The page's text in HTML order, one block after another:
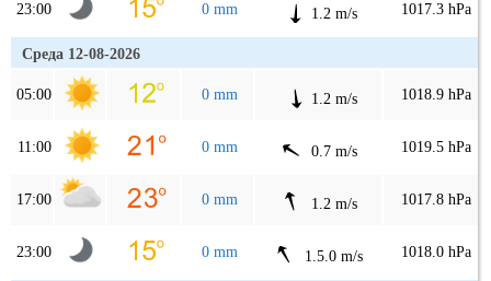
23:00 0 mm 1.2 m/s 1017.3 hPa
Среда 12-08-2026
05:00 0 mm 1.2 m/s 1018.9 hPa
11:00 0 mm 0.7 m/s 1019.5 hPa
17:00 0 mm 1.2 m/s 1017.8 hPa
23:00 0 mm 1.5.0 m/s 1018.0 hPa